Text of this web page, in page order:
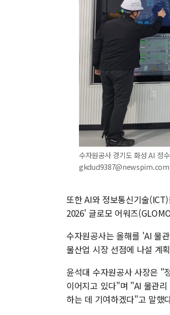
수자원공사 경기도 화성 AI 정
gkdud9387@newspim.com
또한 AI와 정보통신기술
2026' 글로모 어워즈
수자원공사는 올해를 'AI 물
물산업 시장 선점에 나설 계
윤석대 수자원공사 사장은 "
이어지고 있다"며 "AI 물관
하는 데 기여하겠다"고 말했